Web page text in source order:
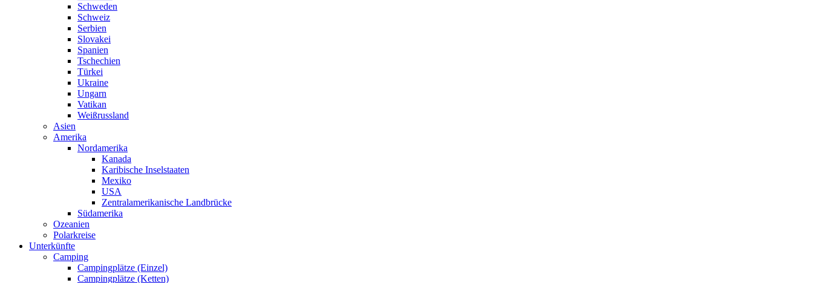
Schweden
Schweiz
Serbien
Slovakei
Spanien
Tschechien
Türkei
Ukraine
Ungarn
Vatikan
Weißrussland
Asien
Amerika
Nordamerika
Kanada
Karibische Inselstaaten
Mexiko
USA
Zentralamerikanische Landbrücke
Südamerika
Ozeanien
Polarkreise
Unterkünfte
Camping
Campingplätze (Einzel)
Campingplätze (Ketten)